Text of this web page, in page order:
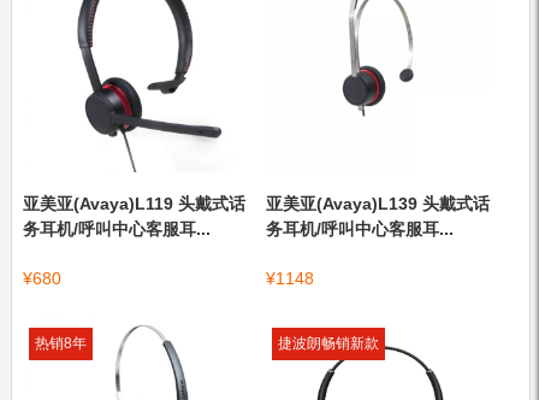
亚美亚(Avaya)L119 头戴式话
务耳机/呼叫中心客服耳...
¥680
亚美亚(Avaya)L139 头戴式话
务耳机/呼叫中心客服耳...
¥1148
热销8年 捷波朗畅销新款